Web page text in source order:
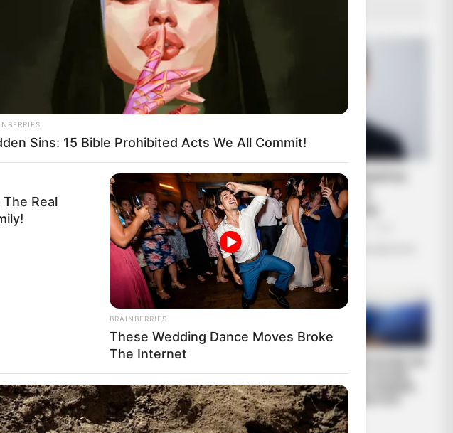
Αφαίρεση εμφυτεύματος
και βιοτσιπ από τις
δυνάμεις του φωτός
Κυριακή, 2 Οκτωβρίου 2022, 14:20
Αφαίρεση εμφυτεύματος και βιοτσιπ
από...
Blockchain του
κβαντικού
χρηματοοικονομικ
ού συστήματος
(QFS);
ΤΑ ..ΑΥΤΙΑ ΜΑΣ
ΣΤΗΝ ΓΕΡΜΑΝΙΑ…
ΤΙ ΕΙΝΑΙ ΠΟΛΥ...
Sins: 15 Bible Prohibited Acts We All Commit!
Real
BRAINBERRIES
These Wedding Dance Moves Broke
The Internet
Tissues Before You See Them Now
Truth About Archie They Couldn't Hide Any Longer